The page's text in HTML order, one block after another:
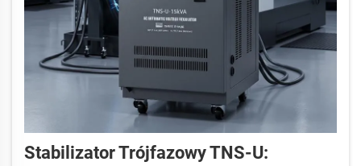
Stabilizator Trójfazowy TNS-U: